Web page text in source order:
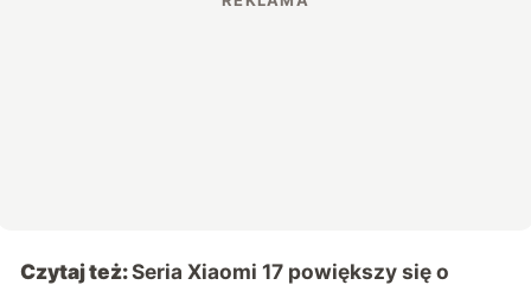
Czytaj też:Seria Xiaomi 17 powiększy się o